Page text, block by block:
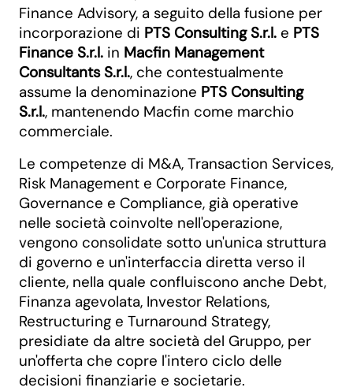
Finance Advisory, a seguito della fusione per
incorporazione di PTS Consulting S.r.l. e PTS
Finance S.r.l. in Macfin Management
Consultants S.r.l., che contestualmente
assume la denominazione PTS Consulting
S.r.l., mantenendo Macfin come marchio
commerciale.
Le competenze di M&A, Transaction Services,
Risk Management e Corporate Finance,
Governance e Compliance, già operative
nelle società coinvolte nell'operazione,
vengono consolidate sotto un'unica struttura
di governo e un'interfaccia diretta verso il
cliente, nella quale confluiscono anche Debt,
Finanza agevolata, Investor Relations,
Restructuring e Turnaround Strategy,
presidiate da altre società del Gruppo, per
un'offerta che copre l'intero ciclo delle
decisioni finanziarie e societarie.